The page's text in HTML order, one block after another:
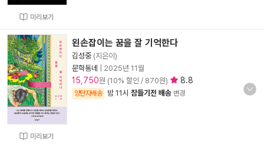
미리보기
미리보기
왼손잡이는 꿈을 잘 기억한다
김성중 (지은이)
문학동네
2025년 11월
15,750원 (10% 할인 / 870원) 8.8
양탄자배송 밤 11시 잠들기전 배송 변경